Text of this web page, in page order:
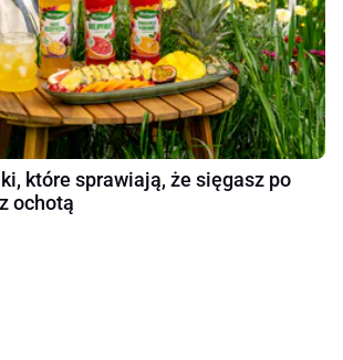
które sprawiają, że sięgasz po
ochotą